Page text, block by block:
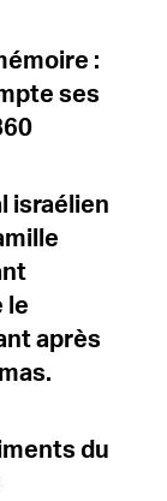
:
ses
israélien
le
après
du